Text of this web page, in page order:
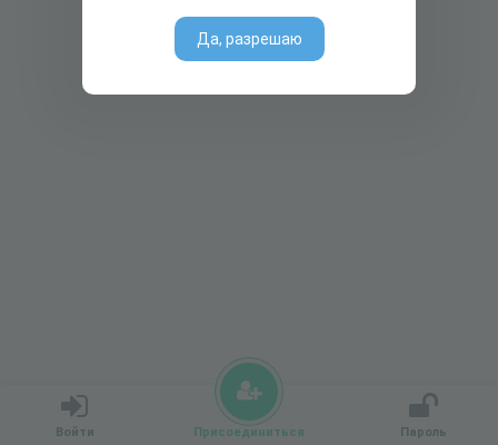
Да, разрешаю
Войти Присоединиться Пароль